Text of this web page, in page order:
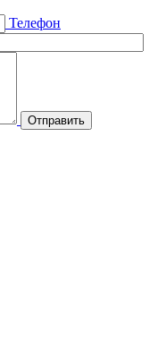
Телефон
Отправить